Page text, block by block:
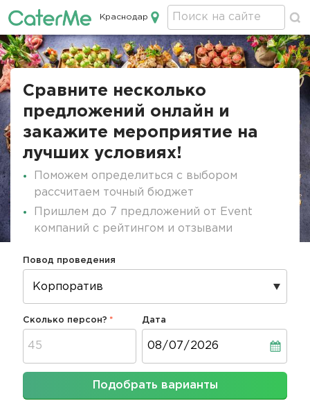
Кейтеринг в Краснодаре
Краснодар
Строка
Сравните несколько
предложений онлайн и
закажите мероприятие на
лучших условиях!
Поможем определиться с выбором
рассчитаем точный бюджет
Пришлем до 7 предложений от Event
компаний с рейтингом и отзывами
Повод проведения
Сколько персон? Дата
Подобрать варианты